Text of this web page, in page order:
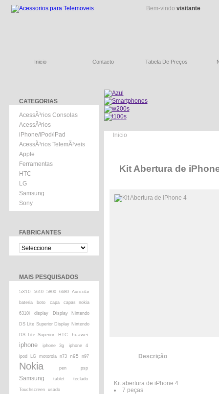
Bem-vindo visitante
Inicio Contacto Tabela De Preços
CATEGORIAS
AcessÃ³rios Consolas
AcessÃ³rios
iPhone/iPod/iPad
AcessÃ³rios TelemÃ³veis
Apple
Ferramentas
HTC
LG
Samsung
Sony
FABRICANTES
MAIS PESQUISADOS
5310 5610 5800 6680 Auricular
bateria boto capa capas nokia
6310i display Display Nintendo
DS Lite Superior Display Nintendo
DS Lite Superior HTC huawei
iphone iphone 3g iphone 4
ipod LG motorola n73 n95 n97
Nokia pen psp
Samsung tablet teclado
Touchscreen usado
Inicio
Kit Abertura de
Descrição
Kit abertura de iPhone 4
7 peças